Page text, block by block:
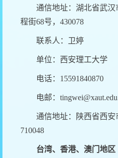
通信地址：湖北省武
程街68号， 430078
联系人：卫婷
单位：西安理工大学
电话： 15591840870
电邮：
通信地址：陕西省西安
710048
台湾、香港、澳门地区